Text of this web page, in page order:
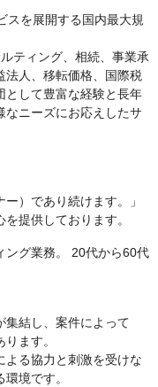
スを展開する国内最大規
ティング、相続、事業承
法人、移転価格、国際税
として豊富な経験と長年
なニーズにお応えしたサ
）であり続けます。」
提供しております。
ング業務。 20代から60代
集結し、案件によって
ます。
よる協力と刺激を受けな
境です。